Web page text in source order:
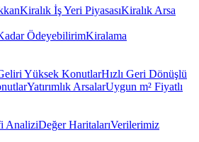
Kiralık İş Yeri PiyasasıKiralık Arsa
ÖdeyebilirimKiralama
Yüksek KonutlarHızlı Geri Dönüşlü
Yatırımlık ArsalarUygun m² Fiyatlı
AnaliziDeğer HaritalarıVerilerimiz